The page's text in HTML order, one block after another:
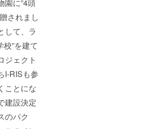
園に”4頭
されまし
して、ラ
校”を建て
ジェクト
I-RISも参
ことにな
建設決定
のパク